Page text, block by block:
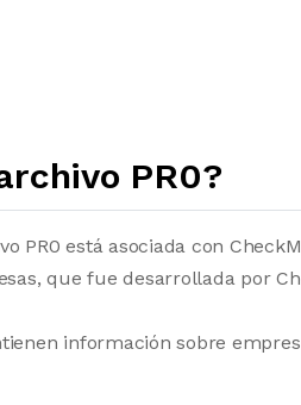
PR0?
PR0 está asociada con
que fue desarrollada por
información sobre